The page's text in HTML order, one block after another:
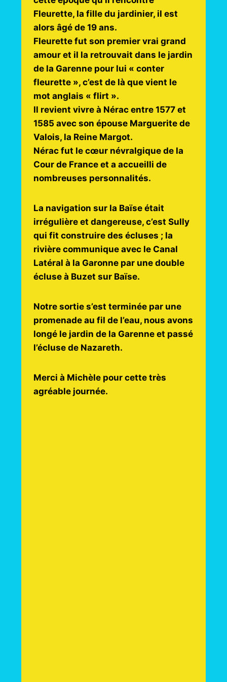
Fleurette, la fille du jardinier, il est
alors âgé de 19 ans.
Fleurette fut son premier vrai grand
amour et il la retrouvait dans le jardin
de la Garenne pour lui « conter
fleurette », c’est de là que vient le
mot anglais « flirt ».
Il revient vivre à Nérac entre 1577 et
1585 avec son épouse Marguerite de
Valois, la Reine Margot.
Nérac fut le cœur névralgique de la
Cour de France et a accueilli de
nombreuses personnalités.
La navigation sur la Baïse était
irrégulière et dangereuse, c’est Sully
qui fit construire des écluses ; la
rivière communique avec le Canal
Latéral à la Garonne par une double
écluse à Buzet sur Baïse.
Notre sortie s’est terminée par une
promenade au fil de l’eau, nous avons
longé le jardin de la Garenne et passé
l’écluse de Nazareth.
Merci à Michèle pour cette très
agréable journée.